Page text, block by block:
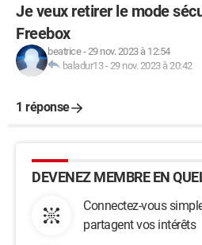
Je veux retirer le mode
Freebox
beatrice-29 nov. 2023 à 12:54
baladur13-29 nov. 2023 à 20:42
1 réponse
DEVENEZ MEMBRE EN
Connectez-vous
partagent vos intérêts